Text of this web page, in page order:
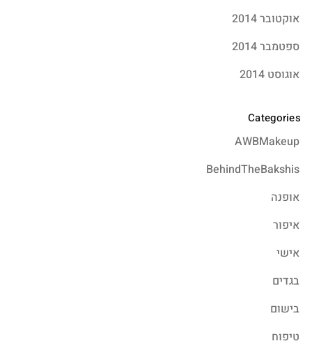
אוקטובר 2014
ספטמבר 2014
אוגוסט 2014
Categories
AWBMakeup
BehindTheBakshis
אופנה
איפור
אישי
בגדים
בישום
טיפוח